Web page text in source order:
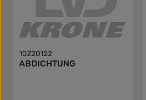
10Z20122
ABDICHTUNG